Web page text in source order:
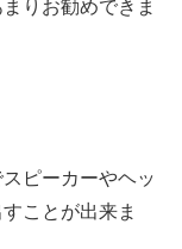
りお勧めできま
ピーカーやヘッ
ことが出来ま